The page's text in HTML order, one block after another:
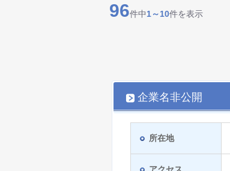
96件中1～10件を表示
企業名非公開
所在地